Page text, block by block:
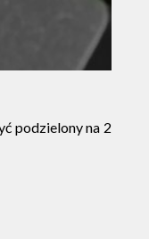
podzielony na 2